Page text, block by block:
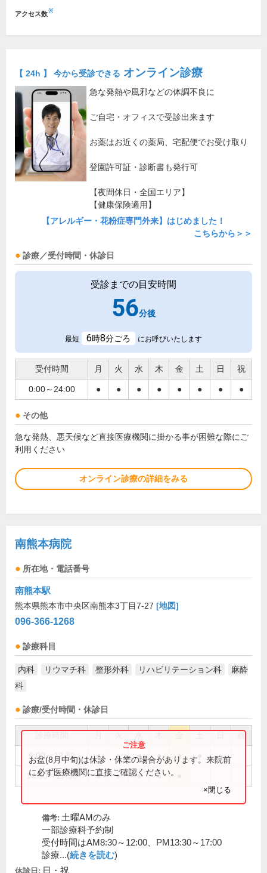
アクセス数※
【 24h 】 今から受診できる オンライン診療
急な発熱や風邪などの体調不良に
ご自宅・オフィスで受診出来ます
お薬はお近くの薬局、宅配便でお受け取り
登園許可証・診断書も発行可
【夜間休日・全国エリア】
【健康保険適用】
【アレルギー・花粉症専門外来】はじめました！
こちらから＞＞
診療／受付時間・休診日
受診までの目安時間
56分後
最短 6時8分ごろ にお呼びいたします
受付時間 月 火 水 木 金 土 日 祝
0:00～24:00 ● ● ● ● ● ● ● ●
その他
急な発熱、悪天候など直接医療機関に掛かる事が困難な際にご
利用ください
オンライン診療の詳細をみる
南熊本病院
所在地・電話番号
南熊本駅
熊本県熊本市中央区南熊本3丁目7-27 [地図]
096-366-1268
診療科目
内科 リウマチ科 整形外科 リハビリテーション科
麻酔
科
診療/受付時間・休診日
祝
9:00～12:30 ● ● ● ● ●
14:00～17:30 ● ● ● ●
お盆(8月中旬)は休診・休業の場合があります。来院前
に必ず医療機関に直接ご確認ください。
×閉じる
備考: 土曜AMのみ
一部診療科予約制
受付時間はAM8:30～12:00、PM13:30～17:00
診療...(続きを読む)
休診日: 日・祝